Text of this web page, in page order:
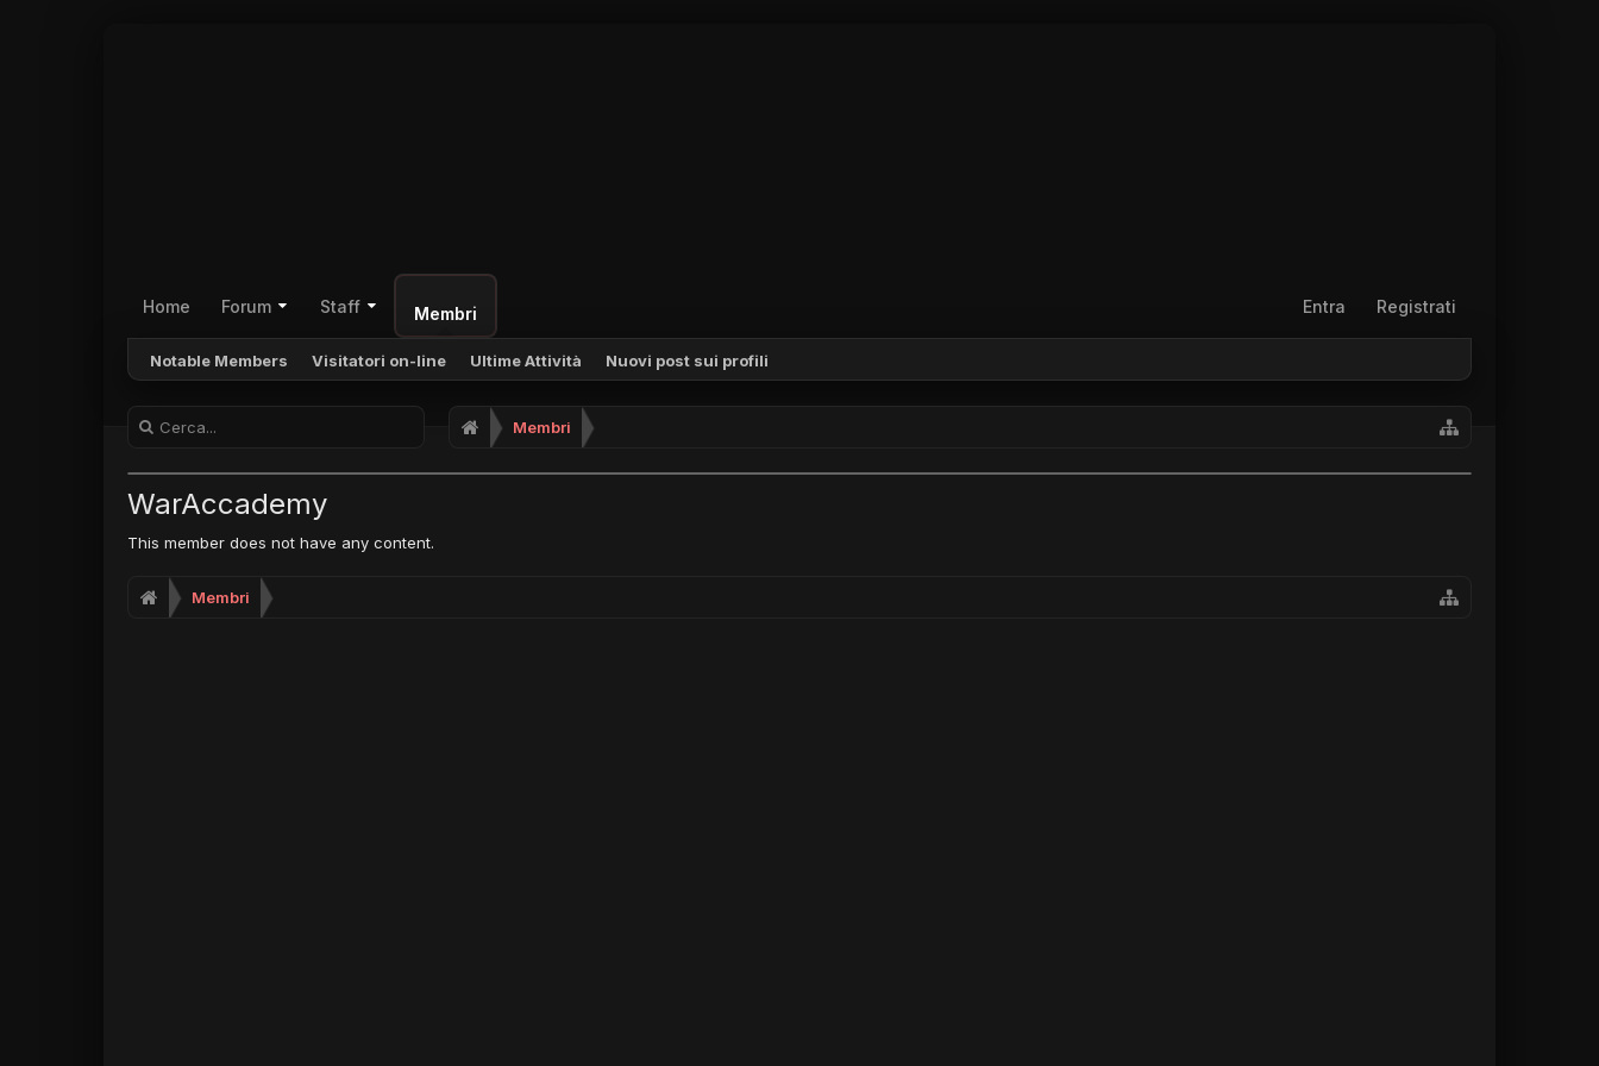
Home Forum Staff Membri
Notable Members Visitatori on-line Ultime Attività Nuovi post sui profili
Entra Registrati
Membri
WarAccademy
This member does not have any content.
Membri